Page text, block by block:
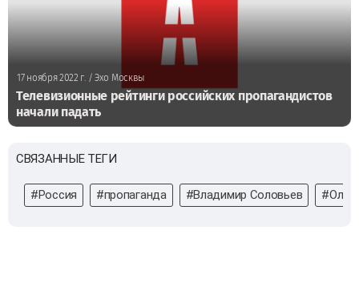
17 ноября 2022 г./ Эхо Москвы
Телевизионные рейтинги российских пропагандистов
начали падать
СВЯЗАННЫЕ ТЕГИ
#Россия #пропаганда #Владимир Соловьев